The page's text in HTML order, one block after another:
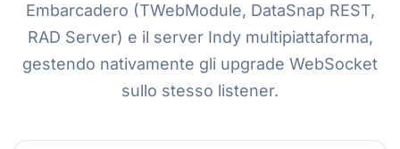
Embarcadero (TWebModule, DataSnap REST,
RAD Server) e il server Indy multipiattaforma,
gestendo nativamente gli upgrade WebSocket
sullo stesso listener.